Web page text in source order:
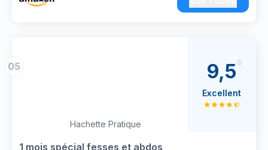
05
Hachette Pratique
1 mois spécial fesses et abdos
9,5
Excellent